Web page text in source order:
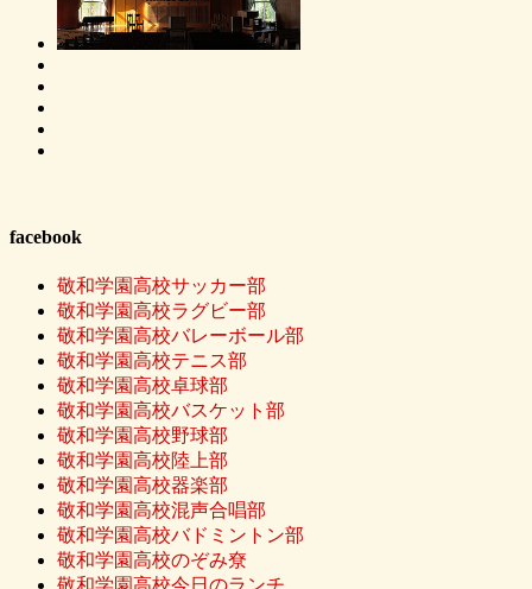
facebook
敬和学園高校サッカー部
敬和学園高校ラグビー部
敬和学園高校バレーボール部
敬和学園高校テニス部
敬和学園高校卓球部
敬和学園高校バスケット部
敬和学園高校野球部
敬和学園高校陸上部
敬和学園高校器楽部
敬和学園高校混声合唱部
敬和学園高校バドミントン部
敬和学園高校のぞみ尞
敬和学園高校今日のランチ